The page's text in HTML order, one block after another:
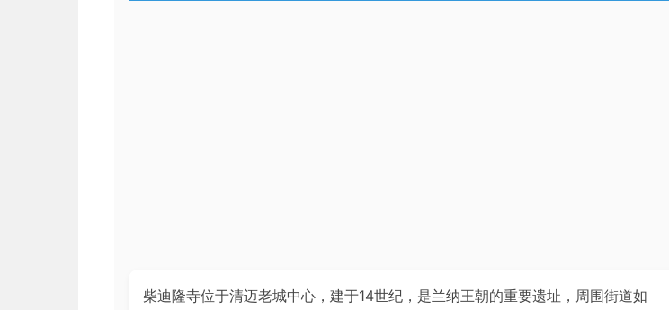
柴迪隆寺位于清迈老城中心，建于14世纪，是兰纳王朝的重要遗址，周围街道如